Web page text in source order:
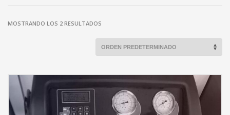
MOSTRANDO LOS 2 RESULTADOS